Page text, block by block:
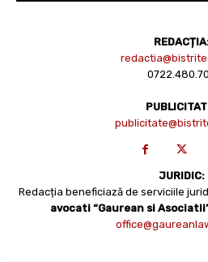
JURIDIC:
Redacția beneficiază de serviciile
avocati “Gaurean si